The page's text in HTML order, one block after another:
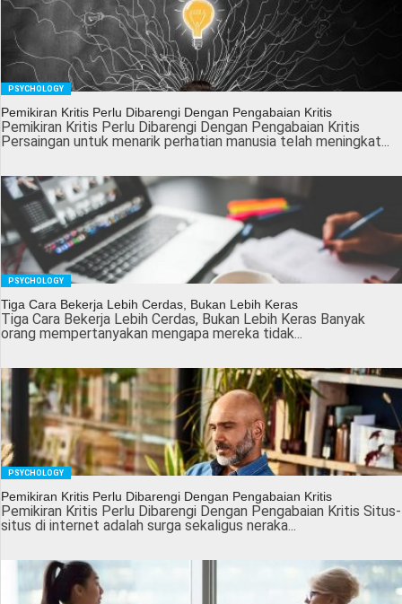
PSYCHOLOGY
Pemikiran Kritis Perlu Dibarengi Dengan Pengabaian Kritis
Pemikiran Kritis Perlu Dibarengi Dengan Pengabaian Kritis
Persaingan untuk menarik perhatian manusia telah meningkat...
PSYCHOLOGY
Tiga Cara Bekerja Lebih Cerdas, Bukan Lebih Keras
Tiga Cara Bekerja Lebih Cerdas, Bukan Lebih Keras Banyak
orang mempertanyakan mengapa mereka tidak...
PSYCHOLOGY
Pemikiran Kritis Perlu Dibarengi Dengan Pengabaian Kritis
Pemikiran Kritis Perlu Dibarengi Dengan Pengabaian Kritis Situs-
situs di internet adalah surga sekaligus neraka...